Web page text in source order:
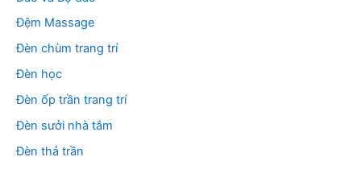
Đệm Massage
Đèn chùm trang trí
Đèn học
Đèn ốp trần trang trí
Đèn sưởi nhà tắm
Đèn thả trần